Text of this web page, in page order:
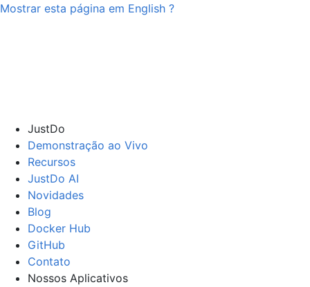
Mostrar esta página em English ?
JustDo
Demonstração ao Vivo
Recursos
JustDo AI
Novidades
Blog
Docker Hub
GitHub
Contato
Nossos Aplicativos